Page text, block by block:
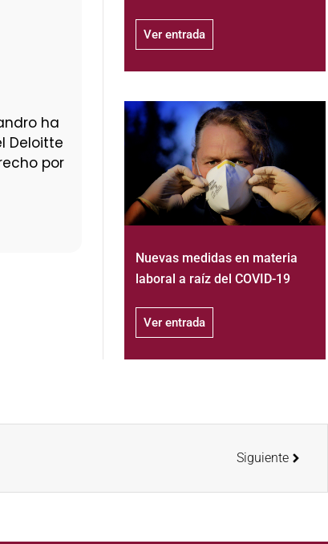
ha
Deloitte
por
Ver entrada
Nuevas medidas en materia
laboral a raíz del COVID-19
Ver entrada
Siguiente